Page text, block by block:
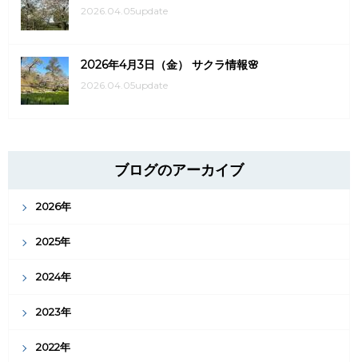
2026.04.05update
2026年4月3日（金） サクラ情報🌸
2026.04.05update
ブログのアーカイブ
2026年
2025年
2024年
2023年
2022年